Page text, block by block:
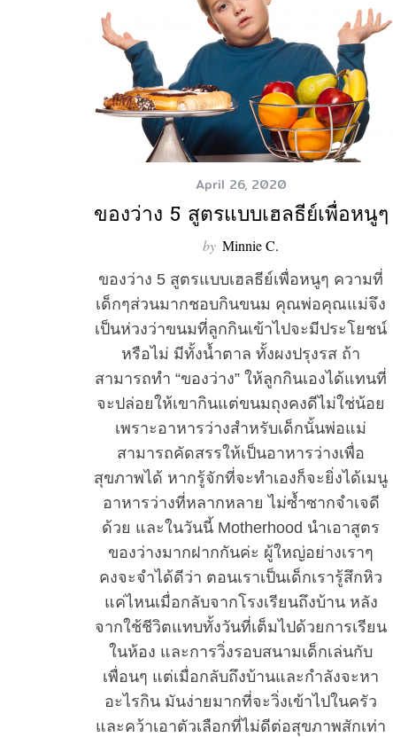
April 26, 2020
ของว่าง 5 สูตรแบบเฮลธีย์เพื่อหนูๆ
by Minnie C.
ของว่าง 5 สูตรแบบเฮลธีย์เพื่อหนูๆ ความที่
เด็กๆส่วนมากชอบกินขนม คุณพ่อคุณแม่จึง
เป็นห่วงว่าขนมที่ลูกกินเข้าไปจะมีประโยชน์
หรือไม่ มีทั้งน้ำตาล ทั้งผงปรุงรส ถ้า
สามารถทำ “ของว่าง” ให้ลูกกินเองได้แทนที่
จะปล่อยให้เขากินแต่ขนมถุงคงดีไม่ใช่น้อย
เพราะอาหารว่างสำหรับเด็กนั้นพ่อแม่
สามารถคัดสรรให้เป็นอาหารว่างเพื่อ
สุขภาพได้ หากรู้จักที่จะทำเองก็จะยิ่งได้เมนู
อาหารว่างที่หลากหลาย ไม่ซ้ำซากจำเจดี
ด้วย และในวันนี้ Motherhood นำเอาสูตร
ของว่างมากฝากกันค่ะ ผู้ใหญ่อย่างเราๆ
คงจะจำได้ดีว่า ตอนเราเป็นเด็กเรารู้สึกหิว
แค่ไหนเมื่อกลับจากโรงเรียนถึงบ้าน หลัง
จากใช้ชีวิตแทบทั้งวันที่เต็มไปด้วยการเรียน
ในห้อง และการวิ่งรอบสนามเด็กเล่นกับ
เพื่อนๆ แต่เมื่อกลับถึงบ้านและกำลังจะหา
อะไรกิน มันง่ายมากที่จะวิ่งเข้าไปในครัว
และคว้าเอาตัวเลือกที่ไม่ดีต่อสุขภาพสักเท่า
S
f
r
: